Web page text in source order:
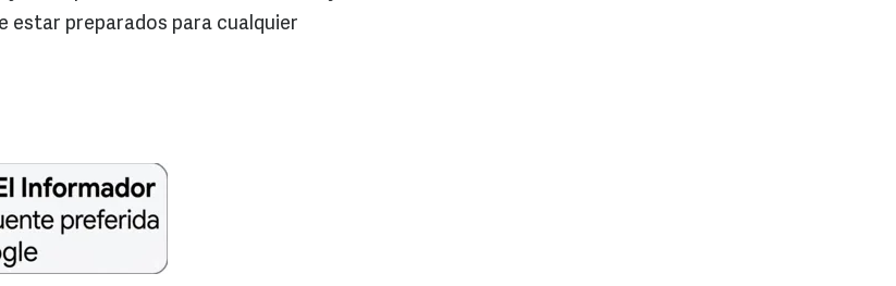
estar preparados para cualquier